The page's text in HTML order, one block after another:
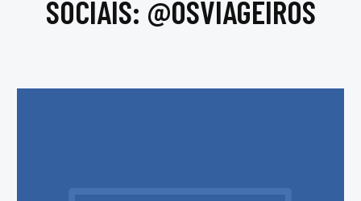
SOCIAIS: @OSVIAGEIROS